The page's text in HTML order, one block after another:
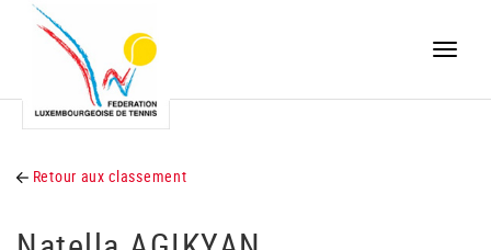
Toggle
Retour aux classement